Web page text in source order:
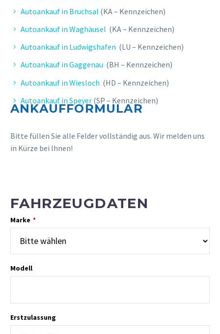
Autoankauf in Bruchsal (KA – Kennzeichen)
Autoankauf in Waghäusel (KA – Kennzeichen)
Autoankauf in Ludwigshafen (LU – Kennzeichen)
Autoankauf in Gaggenau (BH – Kennzeichen)
Autoankauf in Wiesloch (HD – Kennzeichen)
Autoankauf in Speyer (SP – Kennzeichen)
ANKAUFFORMULAR
Bitte füllen Sie alle Felder vollständig aus. Wir melden uns
in Kürze bei Ihnen!
FAHRZEUGDATEN
Marke *
Modell
Erstzulassung